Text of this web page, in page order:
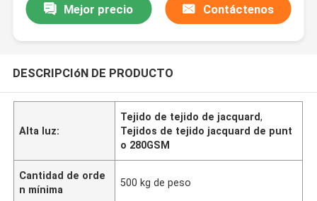
Mejor precio Contáctenos
DESCRIPCIóN DE PRODUCTO
Alta luz:
Tejido de tejido de jacquard,
Tejidos de tejido jacquard de punt
o 280GSM
Cantidad de orde
n mínima
500 kg de peso